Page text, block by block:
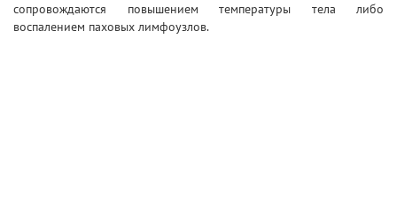
сопровождаются повышением температуры тела либо
воспалением паховых лимфоузлов.